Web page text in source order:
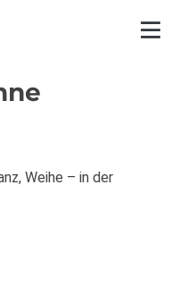
Weihe – in der